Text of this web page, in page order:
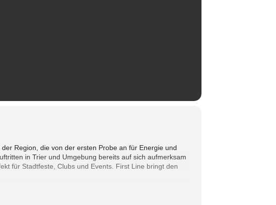
Region, die von der ersten Probe an für Energie und
in Trier und Umgebung bereits auf sich aufmerksam
für Stadtfeste, Clubs und Events. First Line bringt den